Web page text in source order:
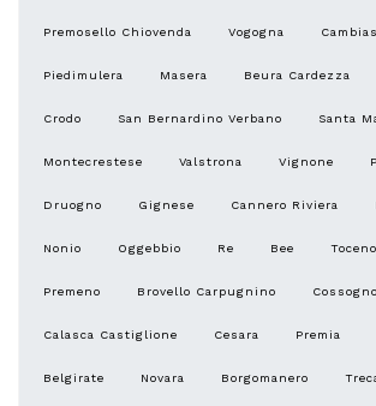
Premosello Chiovenda Vogogna
Piedimulera Masera Beura Cardezza
Crodo San Bernardino Verbano Santa
Montecrestese Valstrona Vignone
Druogno Gignese Cannero Riviera
Nonio Oggebbio Re Bee Toceno
Premeno Brovello Carpugnino Cossogno
Calasca Castiglione Cesara Premia
Belgirate Novara Borgomanero